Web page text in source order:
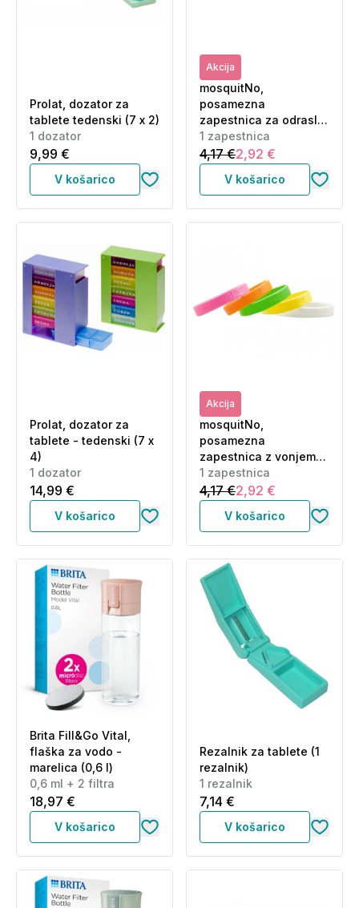
Prolat, dozator za
tablete tedenski (7 x 2)
1 dozator
9,99 €
V košarico
Akcija
mosquitNo,
posamezna
zapestnica za odrasle
(1 zapestnica)
1 zapestnica
4,17 €2,92 €
V košarico
Prolat, dozator za
tablete - tedenski (7 x
4)
1 dozator
14,99 €
V košarico
Akcija
mosquitNo,
posamezna
zapestnica z vonjem
citronele (1
zapestnica)
1 zapestnica
4,17 €2,92 €
V košarico
Brita Fill&Go Vital,
flaška za vodo -
marelica (0,6 l)
0,6 ml + 2 filtra
18,97 €
V košarico
Rezalnik za tablete (1
rezalnik)
1 rezalnik
7,14 €
V košarico